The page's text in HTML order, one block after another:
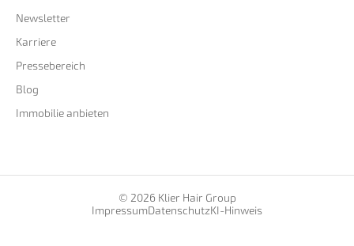
Newsletter
Karriere
Pressebereich
Blog
Immobilie anbieten
© 2026 Klier Hair Group
ImpressumDatenschutzKI-Hinweis